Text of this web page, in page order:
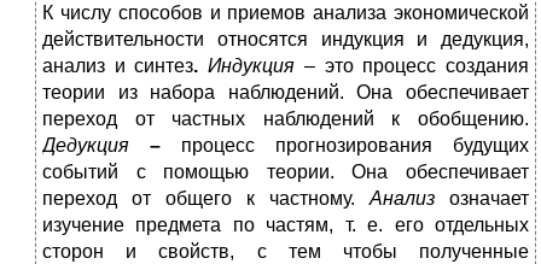
К числу способов и приемов анализа экономической
действительности относятся индукция и дедукция,
анализ и синтез.Индукция – это процесс создания
теории из набора наблюдений. Она обеспечивает
переход от частных наблюдений к обобщению.
Дедукция – процесс прогнозирования будущих
событий с помощью теории. Она обеспечивает
переход от общего к частному. Анализ означает
изучение предмета по частям, т. е. его отдельных
сторон и свойств, с тем чтобы полученные